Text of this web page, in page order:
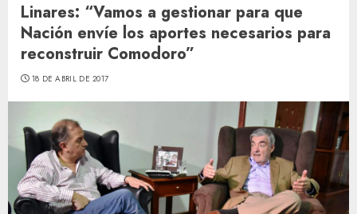
Linares: “Vamos a gestionar para que
Nación envíe los aportes necesarios para
reconstruir Comodoro”
18 DE ABRIL DE 2017